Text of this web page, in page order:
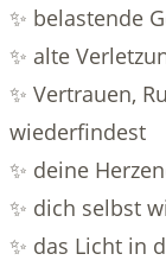
✨ belastende
✨ alte
✨ Vertrauen,
wiederfindest
✨ deine
✨ dich selbst
✨ das Licht in